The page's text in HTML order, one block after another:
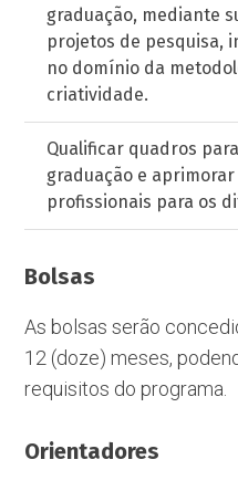
graduação, mediante
projetos de pesquisa,
no domínio da
criatividade.
Qualificar quadros
graduação e
profissionais para os
Bolsas
As bolsas serão
12 (doze) meses,
requisitos do programa.
Orientadores